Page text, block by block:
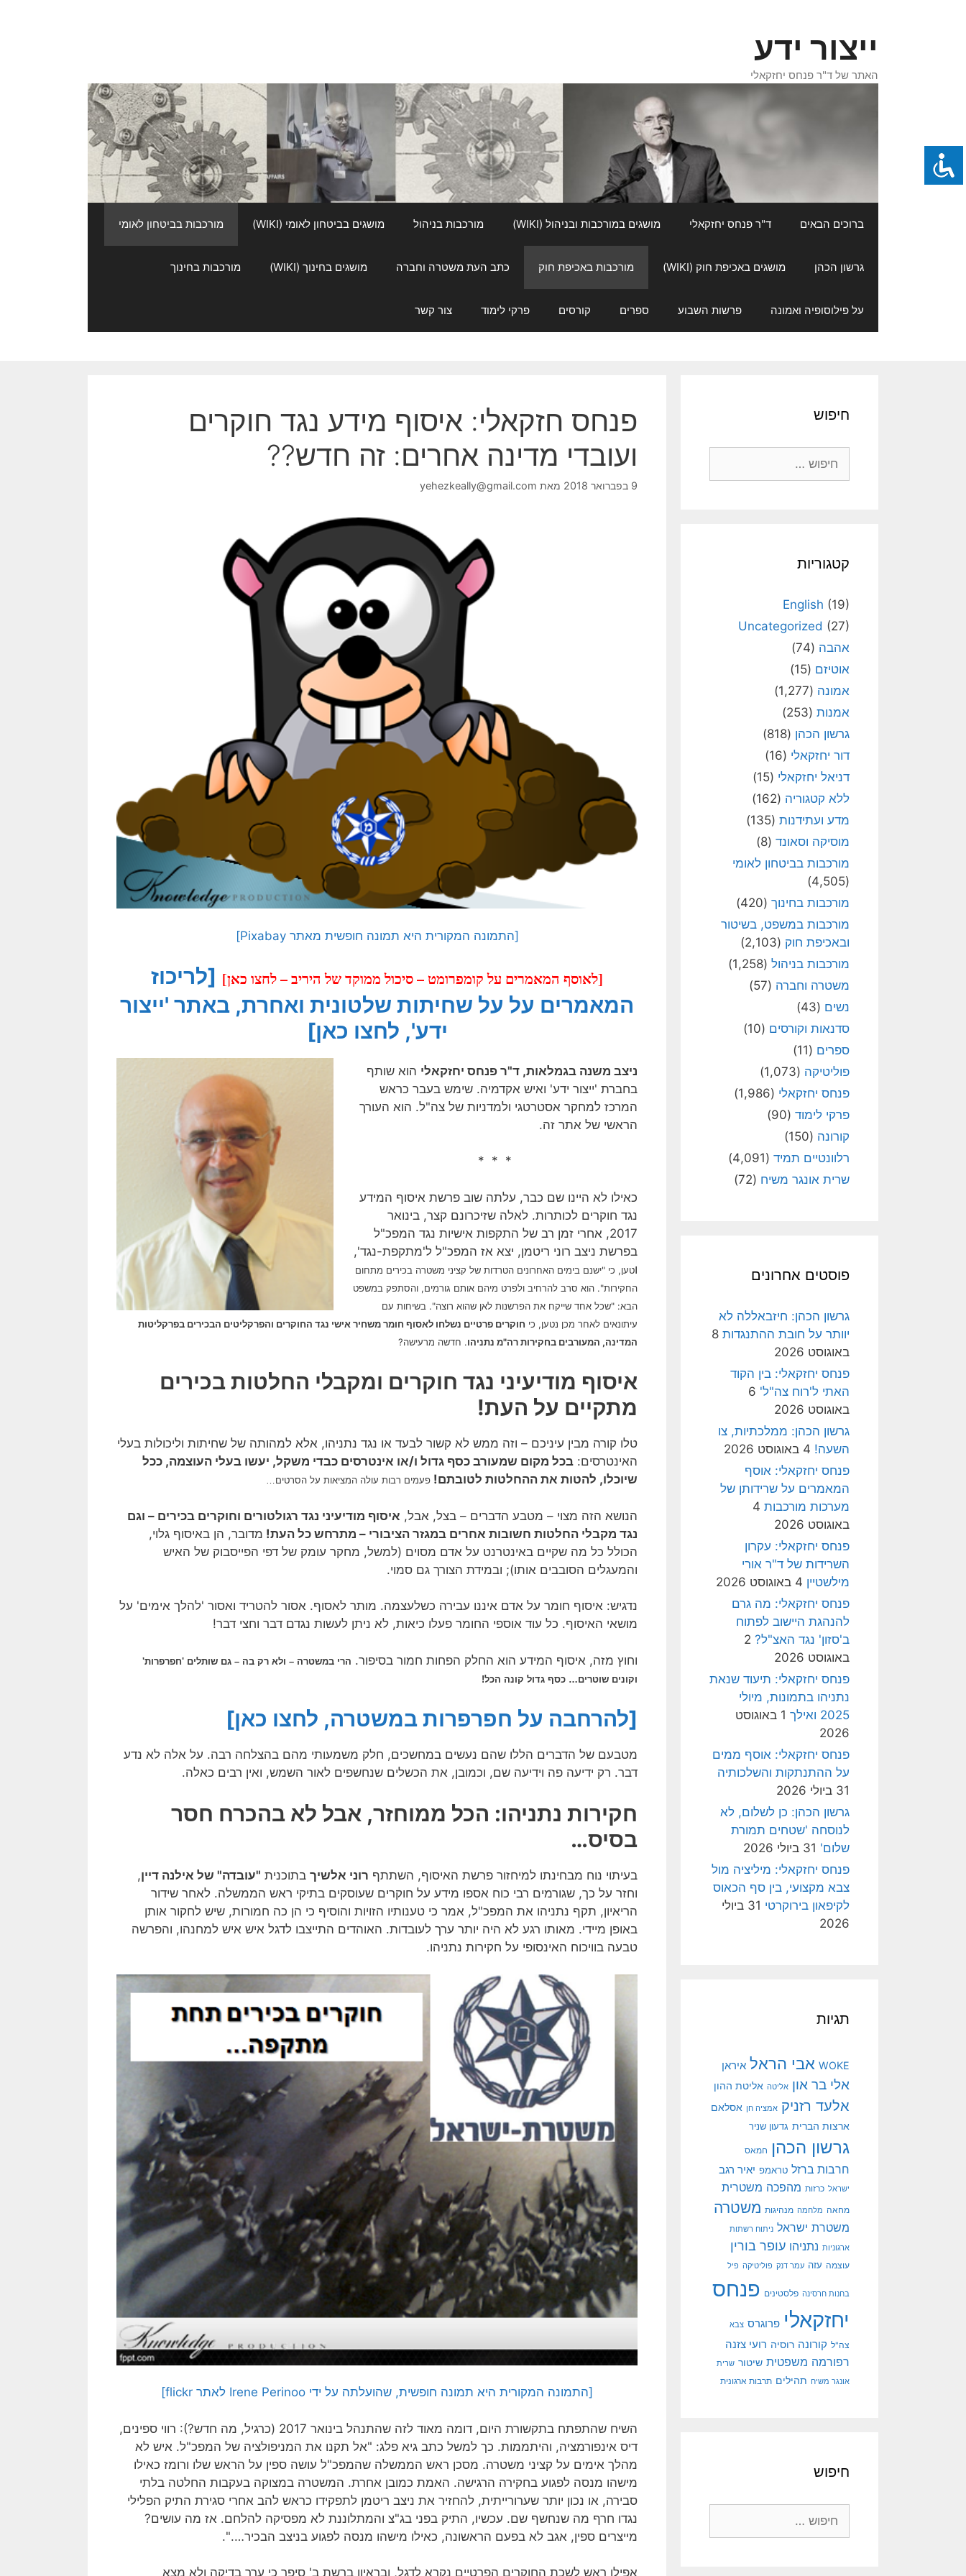
ייצור ידע
האתר של ד"ר פנחס יחזקאלי
ברוכים הבאים ד"ר פנחס יחזקאלי מושגים במורכבות ובניהול (WIKI) מורכבות בניהול מושגים בביטחון לאומי (WIKI) מורכבות בביטחון לאומי
גרשון הכהן מושגים באכיפת חוק (WIKI) מורכבות באכיפת חוק כתב העת משטרה וחברה מושגים בחינוך (WIKI) מורכבות בחינוך
על פילוסופיה ואמונה פרשות השבוע ספרים קורסים פרקי לימוד צור קשר
פנחס חזקאלי: איסוף מידע נגד חוקרים
ועובדי מדינה אחרים: זה חדש??
9 בפברואר 2018 מאת yehezkeally@gmail.com
[התמונה המקורית היא תמונה חופשית מאתר Pixabay]
[לאוסף המאמרים על קומפרומט – סיכול ממוקד של היריב – לחצו כאן] [לריכוז
המאמרים על על שחיתות שלטונית ואחרת, באתר 'ייצור
ידע', לחצו כאן]
ניצב משנה בגמלאות, ד"ר פנחס יחזקאלי הוא שותף
בחברת 'ייצור ידע' ואיש אקדמיה. שימש בעבר כראש
המרכז למחקר אסטרטגי ולמדניות של צה"ל. הוא העורך
הראשי של אתר זה.
* * *
כאילו לא היינו שם כבר, עלתה שוב פרשת איסוף המידע
נגד חוקרים לכותרות. לאלה שזיכרונם קצר, בינואר
2017, אחרי זמן רב של התקפות אישיות נגד המפכ"ל
בפרשת ניצב רוני ריטמן, יצא אז המפכ"ל ל'מתקפת-נגד',
וטען, כי "ישנם בימים האחרונים הטרדות של קציני משטרה בכירים מתחום
החקירות". הוא סרב להרחיב ולפרט מיהם אותם גורמים, והסתפק במשפט
הבא: "שכל אחד שייקח את הפרשנות לאן שהוא רוצה". בשיחות עם
עיתונאים לאחר מכן נטען, כי חוקרים פרטיים נשלחו לאסוף חומר משחיר אישי נגד החוקרים והפרקליטים הבכירים בפרקליטות
המדינה, המעורבים בחקירות רה"מ נתניהו. חדשה מרעישה?
איסוף מודיעיני נגד חוקרים ומקבלי החלטות בכירים
מתקיים על העת!
טלו קורה מבין עיניכם – וזה ממש לא קשור לבעד או נגד נתניהו, אלא למהותה של שחיתות וליכולות בעלי
האינטרסים: בכל מקום שמעורב כסף גדול ו/או אינטרסים כבדי משקל, יעשו בעלי העוצמה, ככל
שיוכלו, להטות את ההחלטות לטובתם! פעמים רבות עולה המציאות על הסרטים…
הנושא הזה מצוי – מטבע הדברים – בצל, אבל, איסוף מודיעיני נגד רגולטורים וחוקרים בכירים – וגם
נגד מקבלי החלטות חשובות אחרים במגזר הציבורי – מתרחש כל העת! מדובר, הן באיסוף גלוי,
הכולל כל מה שקיים באינטרנט על אדם מסוים (למשל, מחקר עומק של דפי הפייסבוק של האיש
והמעגלים הסובבים אותו); ובמידת הצורך גם סמוי.
נדגיש: איסוף חומר על אדם איננו עבירה כשלעצמה. מותר לאסוף. אסור להטריד ואסור 'להלך אימים' על
מושאי האיסוף. כל עוד אוספי החומר פעלו כיאות, לא ניתן לעשות נגדם דבר וחצי דבר!
וחוץ מזה, איסוף המידע הוא החלק הפחות חמור בסיפור. הרי במשטרה – ולא רק בה – גם שותלים 'חפרפרות'
וקונים שוטרים… כסף גדול קונה הכל!
[להרחבה על חפרפרות במשטרה, לחצו כאן]
מטבעם של הדברים הללו שהם נעשים במחשכים, חלק משמעותי מהם בהצלחה רבה. על אלה לא נדע
דבר. רק ידיעה פה וידיעה שם, וכמובן, את הכשלים שנחשפים לאור השמש, ואין רבים כאלה.
חקירות נתניהו: הכל ממוחזר, אבל לא בהכרח חסר
בסיס…
בעיתוי נוח מבחינתו למיחזור פרשת האיסוף, השתתף רוני אלשיך בתוכנית "עובדה" של אילנה דיין,
וחזר על כך, שגורמים רבי כוח אספו מידע על חוקרים שעוסקים בתיקי ראש הממשלה. לאחר שידור
הריאיון, תקף נתניהו את המפכ"ל, אמר כי טענותיו הזויות והוסיף כי הן כה חמורות, שיש לחקור אותן
באופן מיידי. מאותו רגע לא היה יותר ערך לעובדות. האוהדים התייצבו לדגל איש איש למחנהו, והפרשה
טבעה בוויכוח האינסופי על חקירות נתניהו.
[התמונה המקורית היא תמונה חופשית, שהועלתה על ידי Irene Perinoo לאתר flickr]
השיח שהתפתח בתקשורת היום, דומה מאוד לזה שהתנהל בינואר 2017 (כרגיל, מה חדש?): רווי ספינים,
דיס אינפורמציה, והיתממות. כך למשל כתב גיא פלג: "אל תקנו את המניפולציה של המפכ"ל. איש לא
מהלך אימים על קציני משטרה. מסכן ראש הממשלה שהמפכ"ל עושה ספין על הראש שלו ורומז כאילו
מישהו מנסה לפגוע בחקירה הרגישה. האמת כמובן אחרת. המשטרה במצוקה בעקבות החלטה בלתי
סבירה, או נכון יותר שערורייתית, להחזיר את ניצב ריטמן לתפקידו כראש להב אחרי סגירת התיק הפלילי
נגדו חרף מה שנחשף שם. עכשיו, התיק בפני בג"צ והמתלוננת לא מפסיקה להלחם. אז מה עושים?
מייצרים ספין, אגב לא בפעם הראשונה, כאילו מישהו מנסה לפגוע בניצב הבכיר….".
אפילו ראש לשכת החוקרים הפרטיים נקרא לדגל, ובראיון ברשת ב' סיפר כי ערך בדיקה ולא מצא
חיפוש
קטגוריות
English (19)
Uncategorized (27)
אהבה (74)
אוטיזם (15)
אמונה (1,277)
אמנות (253)
גרשון הכהן (818)
דור יחזקאלי (16)
דניאל יחזקאלי (15)
ללא קטגוריה (162)
מדע ועתידנות (135)
מוסיקה וסאונד (8)
מורכבות בביטחון לאומי
(4,505)
מורכבות בחינוך (420)
מורכבות במשפט, בשיטור
ובאכיפת חוק (2,103)
מורכבות בניהול (1,258)
משטרה וחברה (57)
נשים (43)
סדנאות וקורסים (10)
ספרים (11)
פוליטיקה (1,073)
פנחס יחזקאלי (1,986)
פרקי לימוד (90)
קורונה (150)
רלוונטיים תמיד (4,091)
שרית אונגר משיח (72)
פוסטים אחרונים
גרשון הכהן: חיזבאללה לא
יוותר על חובת ההתנגדות 8
באוגוסט 2026
פנחס יחזקאלי: בין הקוד
האתי ל'רוח צה"ל' 6
באוגוסט 2026
גרשון הכהן: ממלכתיות, צו
השעה! 4 באוגוסט 2026
פנחס יחזקאלי: אוסף
המאמרים על שרידותן של
מערכות מורכבות 4
באוגוסט 2026
פנחס יחזקאלי: עקרון
השרידות של ד"ר אורי
מילשטיין 4 באוגוסט 2026
פנחס יחזקאלי: מה גרם
להנהגת היישוב לפתוח
ב'סזון' נגד האצ"ל? 2
באוגוסט 2026
פנחס יחזקאלי: תיעוד שנאת
נתניהו בתמונות, מיולי
2025 ואילך
1 באוגוסט
2026
פנחס יחזקאלי: אוסף ממים
על ההתנתקות והשלכותיה
31 ביולי 2026
גרשון הכהן: כן לשלום, לא
לנוסחה 'שטחים תמורת
שלום' 31 ביולי 2026
פנחס יחזקאלי: מיליציה מול
צבא מקצועי, בין סף הכאוס
לקיפאון בירוקרטי
31 ביולי
2026
תגיות
WOKE אבי הראל איראן
אלי בר און אליטה אליטת ההון
אלעד רזניק אמציה חן אסלאם
ארצות הברית גדעון שניר
גרשון הכהן חמאס
חרבות ברזל טראמפ יאיר רגב
ישראל כרזות מהפכה משטרית
מחאה מלחמה מנהיגות משטרה
משטרת ישראל ניתוח רשתות
ארגוניות נתניהו עופר בורין
עוצמה עזה עמר דנק פוליטיקה פיל
בחנות חרסינה פלסטינים פנחס
יחזקאלי פרוגרס צבא
צה"ל קורונה רוסיה רועי צזנה
רפורמה משפטית שיטור שרית
אונגר משיח תהילים תרבות ארגונית
חיפוש